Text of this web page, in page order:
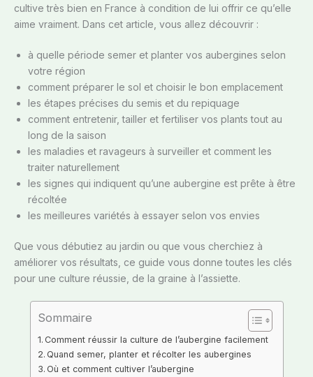
cultive très bien en France à condition de lui offrir ce qu’elle
aime vraiment. Dans cet article, vous allez découvrir :
à quelle période semer et planter vos aubergines selon
votre région
comment préparer le sol et choisir le bon emplacement
les étapes précises du semis et du repiquage
comment entretenir, tailler et fertiliser vos plants tout au
long de la saison
les maladies et ravageurs à surveiller et comment les
traiter naturellement
les signes qui indiquent qu’une aubergine est prête à être
récoltée
les meilleures variétés à essayer selon vos envies
Que vous débutiez au jardin ou que vous cherchiez à
améliorer vos résultats, ce guide vous donne toutes les clés
pour une culture réussie, de la graine à l’assiette.
Sommaire
Comment réussir la culture de l’aubergine facilement
Quand semer, planter et récolter les aubergines
Où et comment cultiver l’aubergine